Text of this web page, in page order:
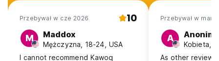
Przebywał w cze 2026 10
M Maddox
Mężczyzna, 18-24, USA
I cannot recommend Kawoq
Przebywał w mar
A
Kobieta,
As other